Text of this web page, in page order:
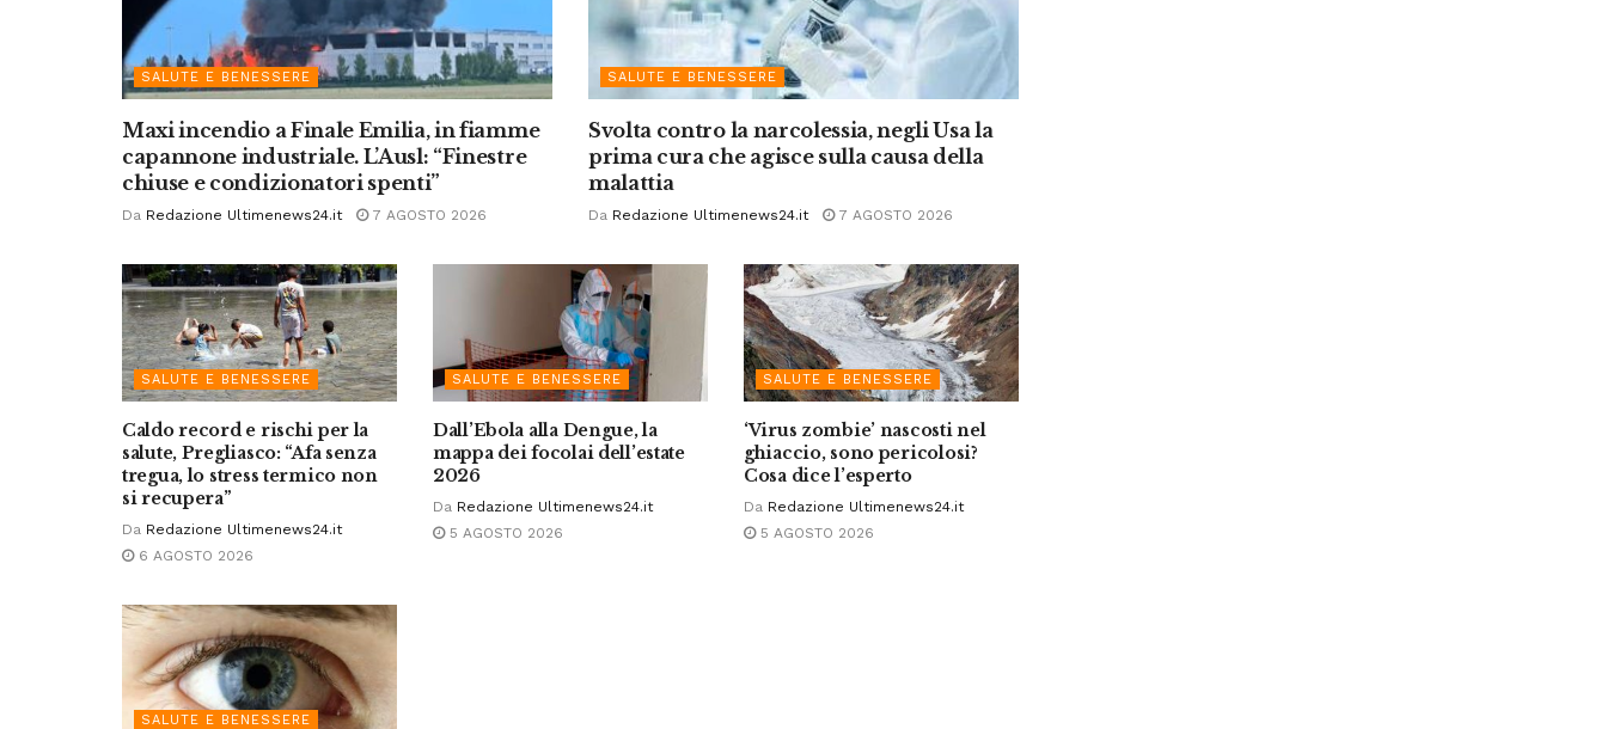
SALUTE E BENESSERE
Maxi incendio a Finale Emilia, in fiamme
capannone industriale. L’Ausl: “Finestre
chiuse e condizionatori spenti”
Da Redazione Ultimenews24.it 7 AGOSTO 2026
SALUTE E BENESSERE
Svolta contro la narcolessia, negli Usa la
prima cura che agisce sulla causa della
malattia
Da Redazione Ultimenews24.it 7 AGOSTO 2026
SALUTE E BENESSERE
Caldo record e rischi per la
salute, Pregliasco: “Afa senza
tregua, lo stress termico non
si recupera”
Da Redazione Ultimenews24.it
6 AGOSTO 2026
SALUTE E BENESSERE
Dall’Ebola alla Dengue, la
mappa dei focolai dell’estate
2026
Da Redazione Ultimenews24.it
5 AGOSTO 2026
SALUTE E BENESSERE
‘Virus zombie’ nascosti nel
ghiaccio, sono pericolosi?
Cosa dice l’esperto
Da Redazione Ultimenews24.it
5 AGOSTO 2026
SALUTE E BENESSERE